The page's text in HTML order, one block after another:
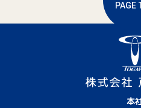
PAGE
本